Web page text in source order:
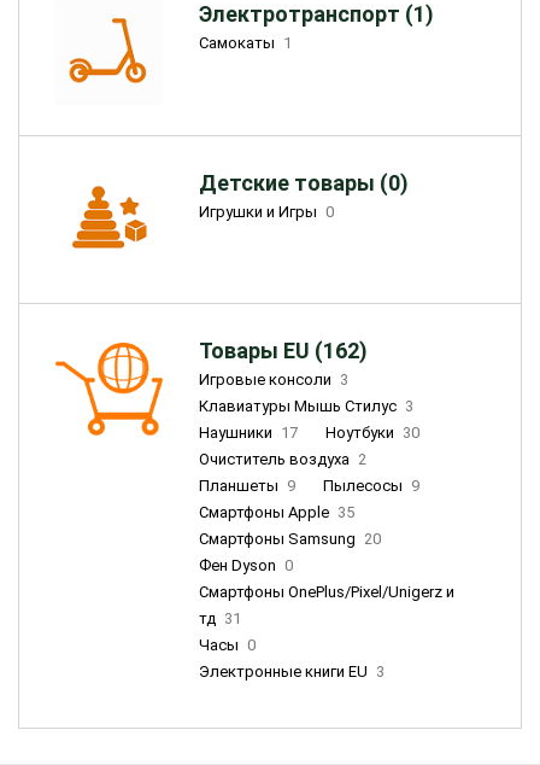
Электротранспорт (1)
Самокаты 1
Детские товары (0)
Игрушки и Игры 0
Товары EU (162)
Игровые консоли 3
Клавиатуры Мышь Стилус 3
Наушники 17 Ноутбуки 30
Очиститель воздуха 2
Планшеты 9 Пылесосы 9
Смартфоны Apple 35
Смартфоны Samsung 20
Фен Dyson 0
Смартфоны OnePlus/Pixel/Unigerz и
тд 31
Часы 0
Электронные книги EU 3